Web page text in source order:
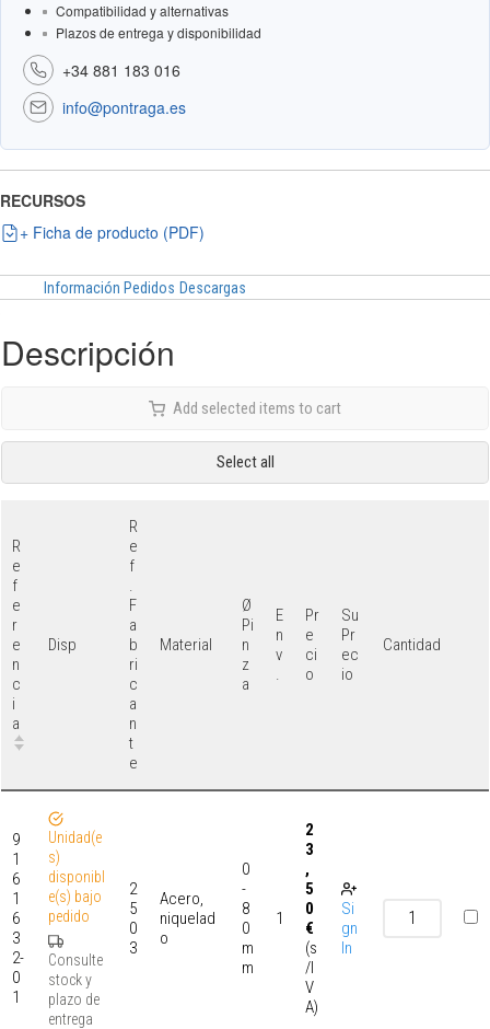
Compatibilidad y alternativas
Plazos de entrega y disponibilidad
+34 881 183 016
info@pontraga.es
RECURSOS
+ Ficha de producto (PDF)
Información Pedidos Descargas
Descripción
Add selected items to cart
Select all
R
e
f
e
r
e
n
c
i
a
Disp
R
e
f
F
a
b
ri
c
a
n
t
e
Material
Ø
Pi
n
z
a
E
n
v
Pr
e
ci
o
Su
Pr
ec
io
Cantidad
9
1
6
1
6
3
2-
0
1
Unidad(e
s)
disponibl
e(s) bajo
pedido
Consulte
stock y
plazo de
entrega
2
5
0
3
Acero,
niquelad
o
0
-
8
0
m
m
1
2
3
,
5
0
€
(s
/I
V
A)
Si
gn
In